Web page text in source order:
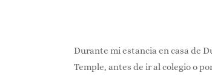
Durante mi estancia en casa de
Temple, antes de ir al colegio o